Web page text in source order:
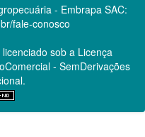
- Embrapa SAC:
fale-conosco
sob a Licença
- SemDerivações